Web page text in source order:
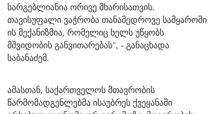
სარგებლიანია ორივე მხარისათვის.
თავისუფალი ვაჭრობა თანამედროვე სამყაროში
ის მექანიზმია, რომელიც ხელს უწყობს
მშვიდობის განვითარებას", - განაცხადა
საბანაძემ.
ამასთან, საქართველოს მთავრობის
წარმომადგენლებმა ისაუბრეს ქვეყანაში